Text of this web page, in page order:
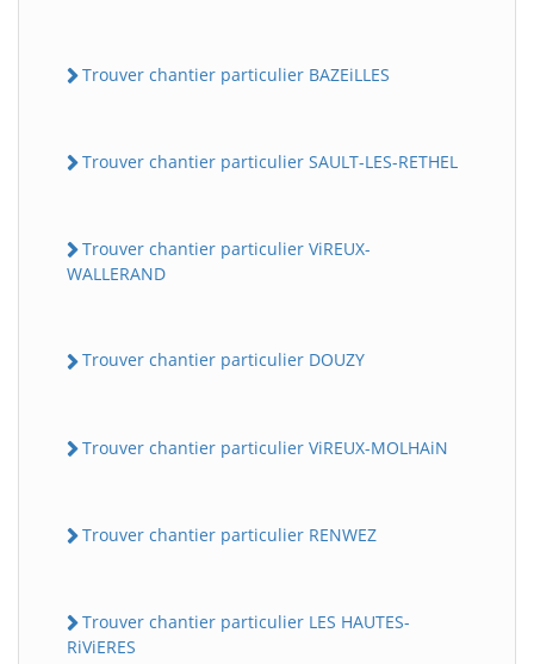
Trouver chantier particulier BAZEiLLES
Trouver chantier particulier SAULT-LES-RETHEL
Trouver chantier particulier ViREUX-
WALLERAND
Trouver chantier particulier DOUZY
Trouver chantier particulier ViREUX-MOLHAiN
Trouver chantier particulier RENWEZ
Trouver chantier particulier LES HAUTES-
RiViERES